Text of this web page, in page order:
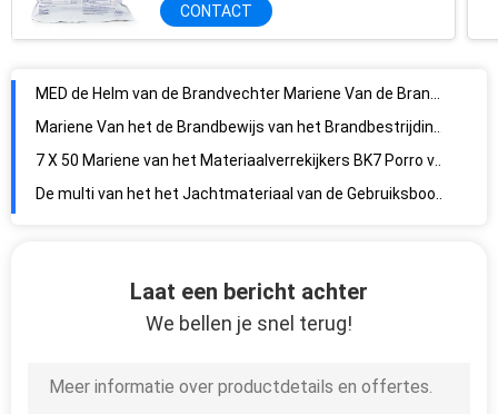
CONTACT
De multi van het het Jachtmateriaal van de Gebruiksboot van de de Sifonpomp van het de Overdrachtgas Vloeistof van het de Oliewater
Het het Jachtmateriaal G van de veiligheidsboot typt Opblaasbare pvc-Bootstootkussens
Auto het Mechanismeapparaat van de Inflatorbrand met 1/2 „Draad voor Automatisch Gasreddingsvest
De Toebehoren van het roeienreddingsvest/Mondelinge de Inflatiebuis van TPU met de Druk van GLB & van de Binnenkant - gevoelige Klep
Laat een bericht achter
We bellen je snel terug!